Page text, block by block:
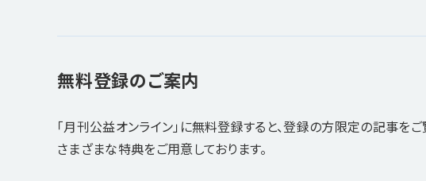
無料登録のご案内
「月刊公益オンライン」に無料登録すると、登録の方限定の記事を
さまざまな特典をご用意しております。